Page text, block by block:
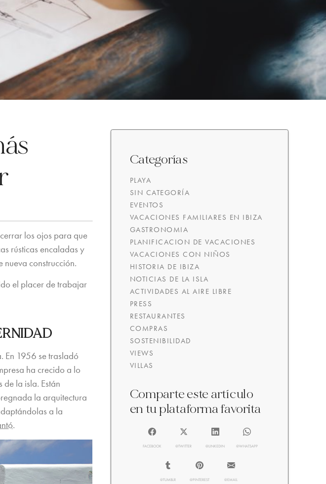
los ojos para que
rústicas encaladas y
nueva construcción.
el placer de trabajar
En 1956 se trasladó
ha crecido a lo
la isla. Están
la arquitectura
a la
.
Categorías
PLAYA
SIN CATEGORÍA
EVENTOS
VACACIONES FAMILIARES EN IBIZA
GASTRONOMIA
PLANIFICACION DE VACACIONES
VACACIONES CON NIÑOS
HISTORIA DE IBIZA
NOTICIAS DE LA ISLA
ACTIVIDADES AL AIRE LIBRE
PRESS
RESTAURANTES
COMPRAS
SOSTENIBILIDAD
VIEWS
VILLAS
Comparte este artículo
en tu plataforma favorita
FACEBOOK @TWITTER @LINKEDIN @WHATSAPP
@TUMBLR @PINTEREST @EMAIL